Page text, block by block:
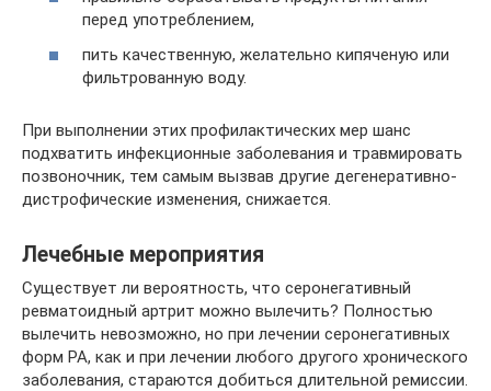
перед употреблением,
пить качественную, желательно кипяченую или
фильтрованную воду.
При выполнении этих профилактических мер шанс
подхватить инфекционные заболевания и травмировать
позвоночник, тем самым вызвав другие дегенеративно-
дистрофические изменения, снижается.
Лечебные мероприятия
Существует ли вероятность, что серонегативный
ревматоидный артрит можно вылечить? Полностью
вылечить невозможно, но при лечении серонегативных
форм РА, как и при лечении любого другого хронического
заболевания, стараются добиться длительной ремиссии.